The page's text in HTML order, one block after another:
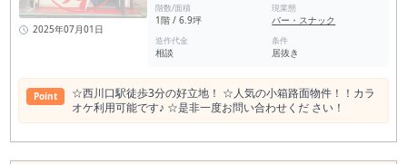
2025年07月01日
階数/面積
1階 / 6.9坪
現業態
バー・スナック
造作代金
相談
条件
居抜き
Point
☆西川口駅徒歩3分の好立地！ ☆人気の小箱路面物件！！カラ
オケ利用可能です♪ ☆是非一度お問い合わせくだ さい！